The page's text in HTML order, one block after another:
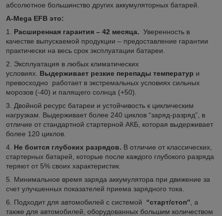
абсолютное большинство других аккумуляторных батарей.
A-Mega EFB это:
1. Расширенная гарантия – 42 месяца. Уверенность в
качестве выпускаемой продукции – предоставление гарантии
практически на весь срок эксплуатации батареи.
2. Эксплуатация в любых климатических
условиях. Выдерживает резкие перепады температур и
превосходно работает в экстремальных условиях сильных
морозов (-40) и палящего солнца (+50).
3. Двойной ресурс батареи и устойчивость к циклическим
нагрузкам. Выдерживает более 240 циклов “заряд-разряд”, в
отличие от стандартной стартерной АКБ, которая выдерживает
более 120 циклов.
4. Не боится глубоких разрядов. В отличие от классических,
стартерных батарей, которые после каждого глубокого разряда
теряют от 5% своих характеристик.
5. Минимальное время заряда аккумулятора при движение за
счет улучшенных показателей приема зарядного тока.
6. Подходит для автомобилей с системой “старт/стоп” , а
также для автомобилей, оборудованных большим количеством